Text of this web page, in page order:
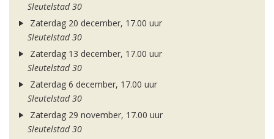
Sleutelstad 30
Zaterdag 20 december, 17.00 uur
Sleutelstad 30
Zaterdag 13 december, 17.00 uur
Sleutelstad 30
Zaterdag 6 december, 17.00 uur
Sleutelstad 30
Zaterdag 29 november, 17.00 uur
Sleutelstad 30